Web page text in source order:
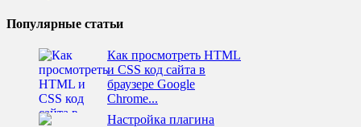
Популярные статьи
Как просмотреть HTML
и CSS код сайта в
браузере Google
Chrome...
Настройка плагина